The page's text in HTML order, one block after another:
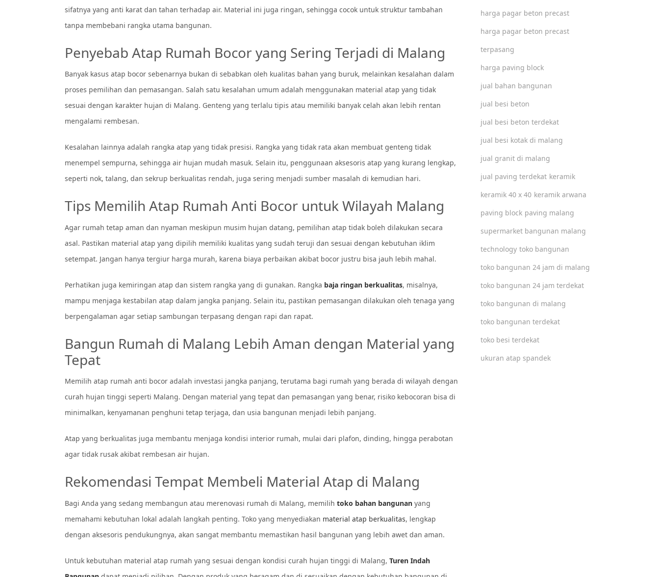
harga pagar beton precast
harga pagar beton precast
terpasang
harga paving block
jual bahan bangunan
jual besi beton
jual besi beton terdekat
jual besi kotak di malang
jual granit di malang
jual paving terdekat keramik
keramik 40 x 40 keramik arwana
paving block paving malang
supermarket bangunan malang
technology toko bangunan
toko bangunan 24 jam di malang
toko bangunan 24 jam terdekat
toko bangunan di malang
toko bangunan terdekat
toko besi terdekat
ukuran atap spandek
sifatnya yang anti karat dan tahan terhadap air. Material ini juga ringan, sehingga cocok untuk struktur tambahan
tanpa membebani rangka utama bangunan.
Penyebab Atap Rumah Bocor yang Sering Terjadi di Malang
Banyak kasus atap bocor sebenarnya bukan di sebabkan oleh kualitas bahan yang buruk, melainkan kesalahan dalam
proses pemilihan dan pemasangan. Salah satu kesalahan umum adalah menggunakan material atap yang tidak
sesuai dengan karakter hujan di Malang. Genteng yang terlalu tipis atau memiliki banyak celah akan lebih rentan
mengalami rembesan.
Kesalahan lainnya adalah rangka atap yang tidak presisi. Rangka yang tidak rata akan membuat genteng tidak
menempel sempurna, sehingga air hujan mudah masuk. Selain itu, penggunaan aksesoris atap yang kurang lengkap,
seperti nok, talang, dan sekrup berkualitas rendah, juga sering menjadi sumber masalah di kemudian hari.
Tips Memilih Atap Rumah Anti Bocor untuk Wilayah Malang
Agar rumah tetap aman dan nyaman meskipun musim hujan datang, pemilihan atap tidak boleh dilakukan secara
asal. Pastikan material atap yang dipilih memiliki kualitas yang sudah teruji dan sesuai dengan kebutuhan iklim
setempat. Jangan hanya tergiur harga murah, karena biaya perbaikan akibat bocor justru bisa jauh lebih mahal.
Perhatikan juga kemiringan atap dan sistem rangka yang di gunakan. Rangka baja ringan berkualitas, misalnya,
mampu menjaga kestabilan atap dalam jangka panjang. Selain itu, pastikan pemasangan dilakukan oleh tenaga yang
berpengalaman agar setiap sambungan terpasang dengan rapi dan rapat.
Bangun Rumah di Malang Lebih Aman dengan Material yang
Tepat
Memilih atap rumah anti bocor adalah investasi jangka panjang, terutama bagi rumah yang berada di wilayah dengan
curah hujan tinggi seperti Malang. Dengan material yang tepat dan pemasangan yang benar, risiko kebocoran bisa di
minimalkan, kenyamanan penghuni tetap terjaga, dan usia bangunan menjadi lebih panjang.
Atap yang berkualitas juga membantu menjaga kondisi interior rumah, mulai dari plafon, dinding, hingga perabotan
agar tidak rusak akibat rembesan air hujan.
Rekomendasi Tempat Membeli Material Atap di Malang
Bagi Anda yang sedang membangun atau merenovasi rumah di Malang, memilih toko bahan bangunan yang
memahami kebutuhan lokal adalah langkah penting. Toko yang menyediakan material atap berkualitas, lengkap
dengan aksesoris pendukungnya, akan sangat membantu memastikan hasil bangunan yang lebih awet dan aman.
Untuk kebutuhan material atap rumah yang sesuai dengan kondisi curah hujan tinggi di Malang, Turen Indah